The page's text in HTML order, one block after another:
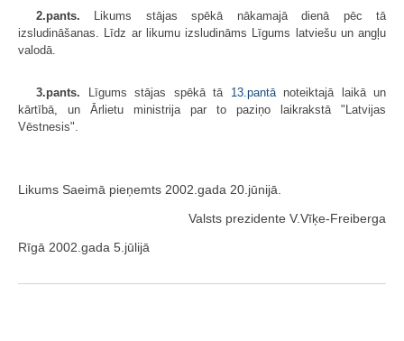
2.pants. Likums stājas spēkā nākamajā dienā pēc tā
izsludināšanas. Līdz ar likumu izsludināms Līgums latviešu un angļu
valodā.
3.pants. Līgums stājas spēkā tā 13.pantānoteiktajā laikā un
kārtībā, un Ārlietu ministrija par to paziņo laikrakstā "Latvijas
Vēstnesis".
Likums Saeimā pieņemts 2002.gada 20.jūnijā.
Valsts prezidente V.Vīķe-Freiberga
Rīgā 2002.gada 5.jūlijā